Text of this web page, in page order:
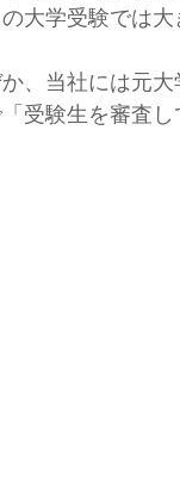
大学受験では大
、当社には元
受験生を審査